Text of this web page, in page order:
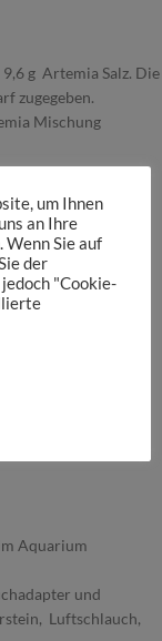
g Artemia Salz. Die
zugegeben.
Mischung
benötigt,
Pumpe unterhalb
zwingend
Aquarium
und
Luftschlauch,
um Ihnen
an Ihre
Wenn Sie auf
der
"Cookie-